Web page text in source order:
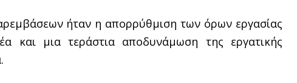
ήταν η απορρύθμιση των όρων εργασίας
και μια τεράστια αποδυνάμωση της εργατικής